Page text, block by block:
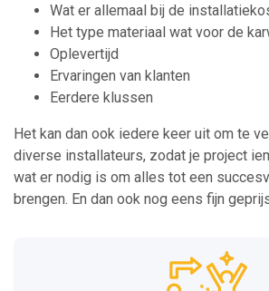
Wat er allemaal bij de
Het type materiaal wat voor de
Oplevertijd
Ervaringen van klanten
Eerdere klussen
Het kan dan ook iedere keer uit om te
diverse installateurs, zodat je project
wat er nodig is om alles tot een
brengen. En dan ook nog eens fijn